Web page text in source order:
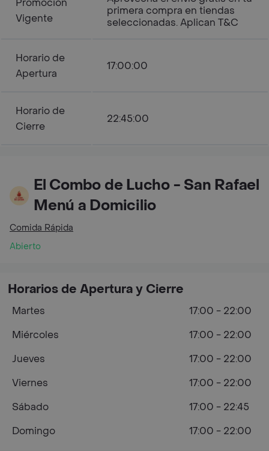
Promoción
Vigente
primera compra en tiendas
seleccionadas. Aplican T&C
Horario de
Apertura
17:00:00
Horario de
Cierre
22:45:00
El Combo de Lucho - San Rafael
Menú a Domicilio
Comida Rápida
Abierto
Horarios de Apertura y Cierre
Martes
17:00 - 22:00
Miércoles
17:00 - 22:00
Jueves
17:00 - 22:00
Viernes
17:00 - 22:00
Sábado
17:00 - 22:45
Domingo
17:00 - 22:00